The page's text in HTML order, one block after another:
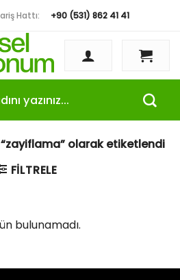
Hattı: +90 (531) 862 41 41
olarak etiketlendi
FILTRELE
bulunamadı.